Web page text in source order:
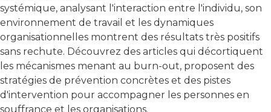
systémique, analysant l'interaction entre l'individu, son
environnement de travail et les dynamiques
organisationnelles montrent des résultats très positifs
sans rechute. Découvrez des articles qui décortiquent
les mécanismes menant au burn-out, proposent des
stratégies de prévention concrètes et des pistes
d'intervention pour accompagner les personnes en
souffrance et les organisations.